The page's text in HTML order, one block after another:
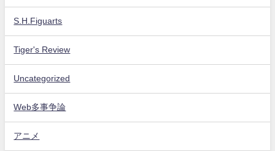
S.H.Figuarts
Tiger's Review
Uncategorized
Web多事争論
アニメ